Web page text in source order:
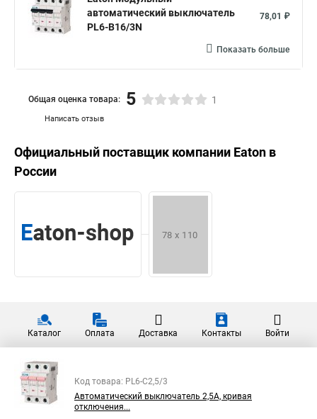
автоматический выключатель
PL6-B16/3N
78,01 ₽
Показать больше
Написать отзыв
Общая оценка товара: 5 1
Официальный поставщик компании Eaton в
России
Каталог Оплата Доставка Контакты Войти
Код товара: PL6-C2,5/3
Автоматический выключатель 2,5А, кривая
отключения...